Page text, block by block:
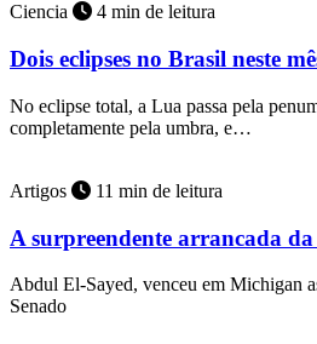
Ciencia 4 min de leitura
Dois eclipses no Brasil neste
No eclipse total, a Lua passa pela
completamente pela umbra, e…
Artigos 11 min de leitura
A surpreendente arrancada
Abdul El-Sayed, venceu em Michigan
Senado